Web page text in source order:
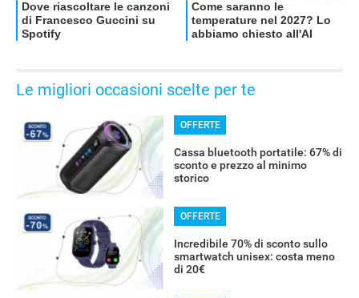
Le migliori occasioni scelte per te
OFFERTE
Cassa bluetooth portatile: 67% di
sconto e prezzo al minimo
storico
OFFERTE
Incredibile 70% di sconto sullo
smartwatch unisex: costa meno
di 20€